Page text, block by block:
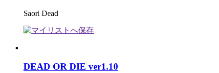
Saori Dead
DEAD OR DIE ver1.10